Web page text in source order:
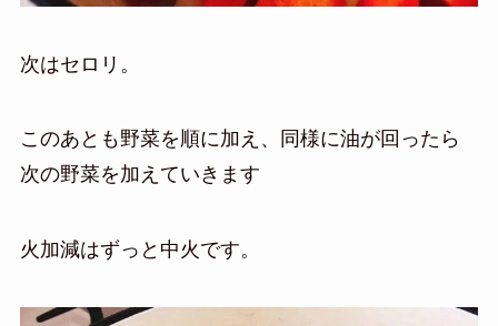
次はセロリ。
このあとも野菜を順に加え、同様に油が回ったら
次の野菜を加えていきます
火加減はずっと中火です。